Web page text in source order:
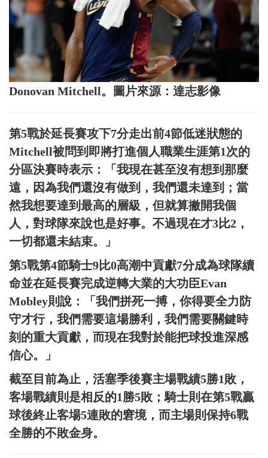
Donovan Mitchell。圖片來源：達志影像
第5戰於延長賽攻下7分走出前4節低迷狀態的
Mitchell被問到即將打進個人職業生涯第1次的
分區決賽時表示：「我現在甚至沒有想到那麼
遠，因為我們還沒有做到，我們還未達到；當
然我想要達到最高的層級，但就算撇開我個
人，對球隊來說也是好事。不過現在才3比2，
一切都還未結束。」
第5戰第4節騎士9比0高潮中貢獻7分成為球隊續
命並在延長賽完成逆轉大業的大功臣Evan
Mobley則說：「我們拼死一搏，你得要全力防
守才行，我們需要這場勝利，我們需要關鍵時
刻的重大貢獻，而現在我對於能把球投進深感
信心。」
截至目前為止，活塞季後賽主場戰績5勝1敗，
客場戰績則是相反的1勝5敗；騎士則在第5戰贏
球後終止客場5連敗的窘境，而主場則保持6戰
全勝的不敗金身。